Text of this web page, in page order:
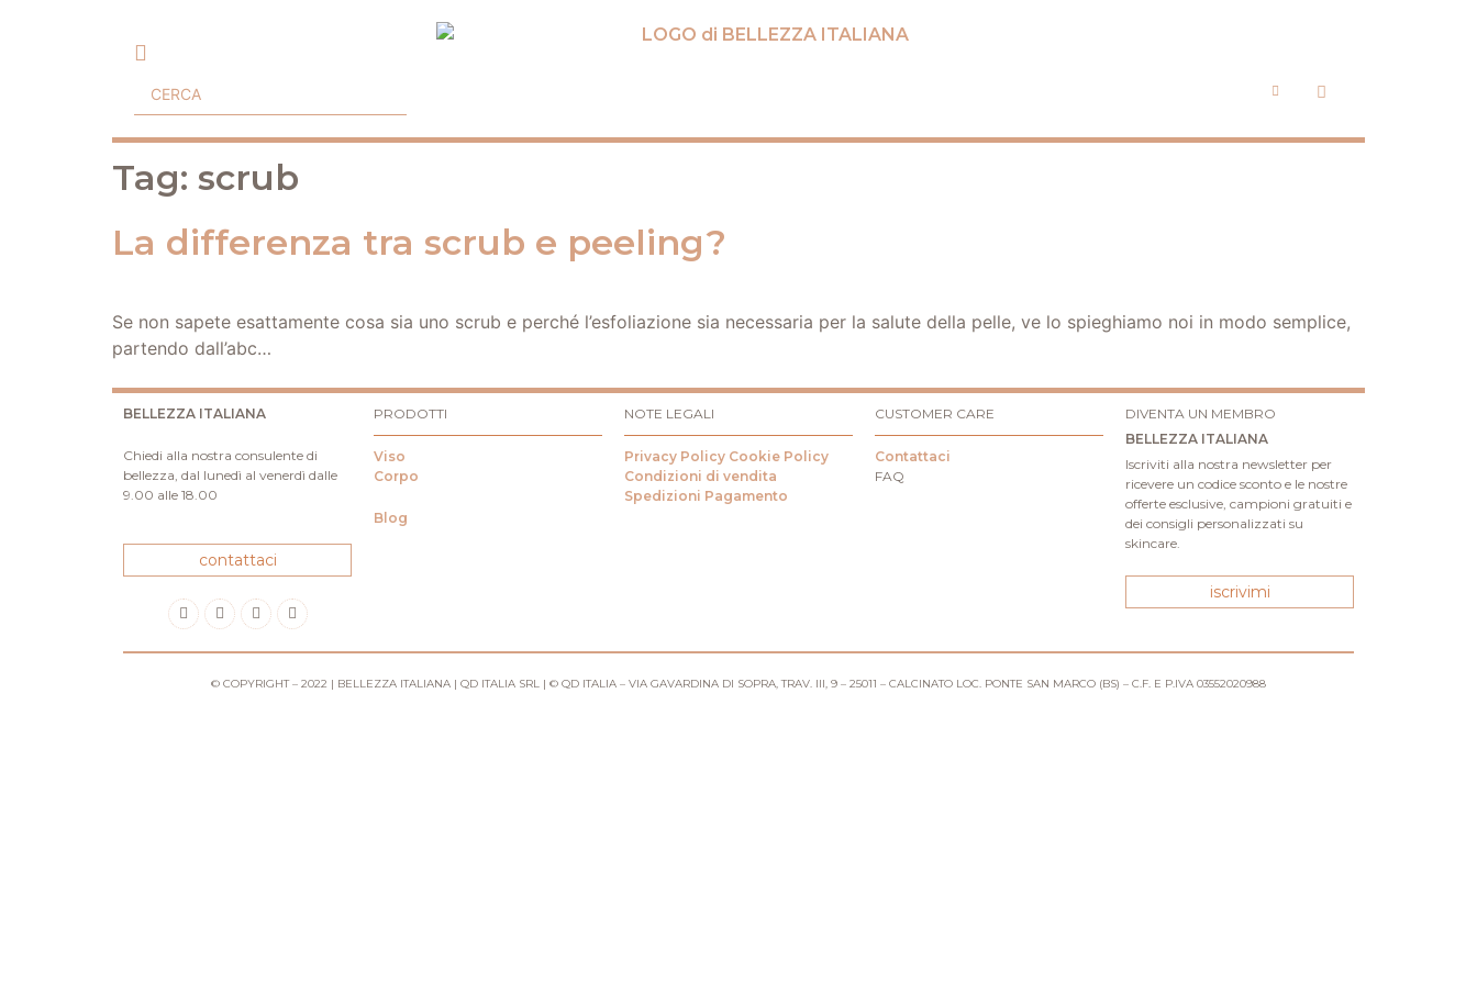
Tag: scrub
La differenza tra scrub e peeling?
Se non sapete esattamente cosa sia uno scrub e perché l’esfoliazione sia necessaria per la salute della pelle, ve lo spieghiamo noi in modo semplice,
partendo dall’abc…
BELLEZZA ITALIANA
Chiedi alla nostra consulente di
bellezza, dal lunedì al venerdì dalle
9.00 alle 18.00
contattaci
PRODOTTI
Viso
Corpo
Blog
NOTE LEGALI
Privacy Policy Cookie Policy
Condizioni di vendita
Spedizioni Pagamento
CUSTOMER CARE
Contattaci
FAQ
DIVENTA UN MEMBRO
BELLEZZA ITALIANA
Iscriviti alla nostra newsletter per
ricevere un codice sconto e le nostre
offerte esclusive, campioni gratuiti e
dei consigli personalizzati su
skincare.
iscrivimi
© COPYRIGHT – 2022 | BELLEZZA ITALIANA | QD ITALIA SRL | © QD ITALIA – VIA GAVARDINA DI SOPRA, TRAV. III, 9 – 25011 – CALCINATO LOC. PONTE SAN MARCO (BS) – C.F. E P.IVA 03552020988